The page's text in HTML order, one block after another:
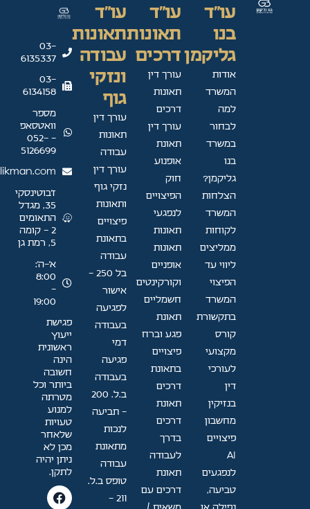
עו"ד
בנו
גליקמן
אודות
המשרד
למה
לבחור
במשרד
בנו
גליקמן?
הצלחות
המשרד
לקוחות
ממליצים
ליווי עד
הפיצוי
המשרד
בתקשורת
קורס
מקצועי
לעורכי
דין
בנזיקין
מחשבון
פיצויים
AI
לנפגעים
טביעה,
עו"ד
תאונות
דרכים
עורך דין
תאונות
דרכים
עורך דין
תאונת
אופנוע
חוק
הפיצויים
לנפגעי
תאונות
תאונות
אופניים
וקורקינטים
חשמליים
תאונת
פגע וברח
פיצויים
בתאונת
דרכים
תאונת
דרכים
בדרך
לעבודה
תאונת
דרכים עם
עו"ד
תאונות
עבודה
ונזקי
גוף
עורך דין
תאונות
עבודה
עורך דין
נזקי גוף
ותאונות
פיצויים
בתאונת
עבודה
בל 250 -
אישור
לפגיעה
בעבודה
דמי
פגיעה
בעבודה
ב.ל. 200
- תביעה
לנכות
מתאונת
עבודה
טופס ב.ל.
211 -
03-
6135337
03-
6134158
מספר
וואטסאפ
- 052-
5126699
ז'בוטינסקי
35, מגדל
התאומים
2 - קומה
5, רמת גן
א׳–ה׳:
8:00
-
19:00
פגישת
ייעוץ
ראשונית
הינה
חשובה
ביותר וכל
מטרתה
למנוע
טעויות
שלאחר
מכן לא
ניתן יהיה
לתקן.